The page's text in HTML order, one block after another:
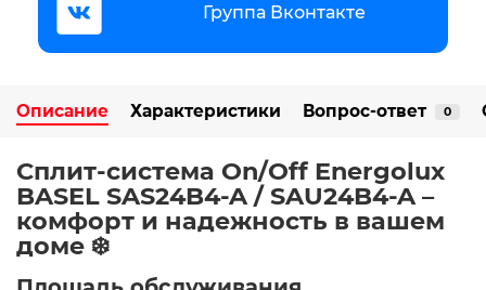
Группа Вконтакте
Описание Характеристики Вопрос-ответ 0
Сплит-система On/Off Energolux
BASEL SAS24B4-A / SAU24B4-A –
комфорт и надежность в вашем
доме ❄️